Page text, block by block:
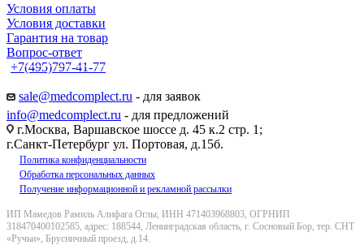
Условия оплаты
Условия доставки
Гарантия на товар
Вопрос-ответ
+7(495)797-41-77
sale@medcomplect.ru - для заявок
info@medcomplect.ru - для предложений
г.Москва, Варшавское шоссе д. 45 к.2 стр. 1;
г.Санкт-Петербург ул. Портовая, д.15б.
Политика конфиденциальности
Обработка персональных данных
Получение информационной и рекламной рассылки
ИП Мамедов Рамиль Алифага Оглы, ИНН 471403968803, ОГРНИП
318470400102585, адрес: 188544, Ленинградская область, г. Сосновый Бор, тер. СНТ
«Ручьи», Брусничный проезд, д.14.